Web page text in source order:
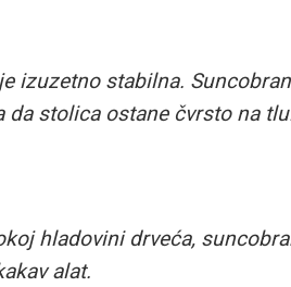
izuzetno stabilna.
stolica ostane čvrsto na
hladovini drveća,
alat.